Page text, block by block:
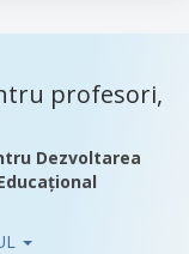
profesori,
Dezvoltarea